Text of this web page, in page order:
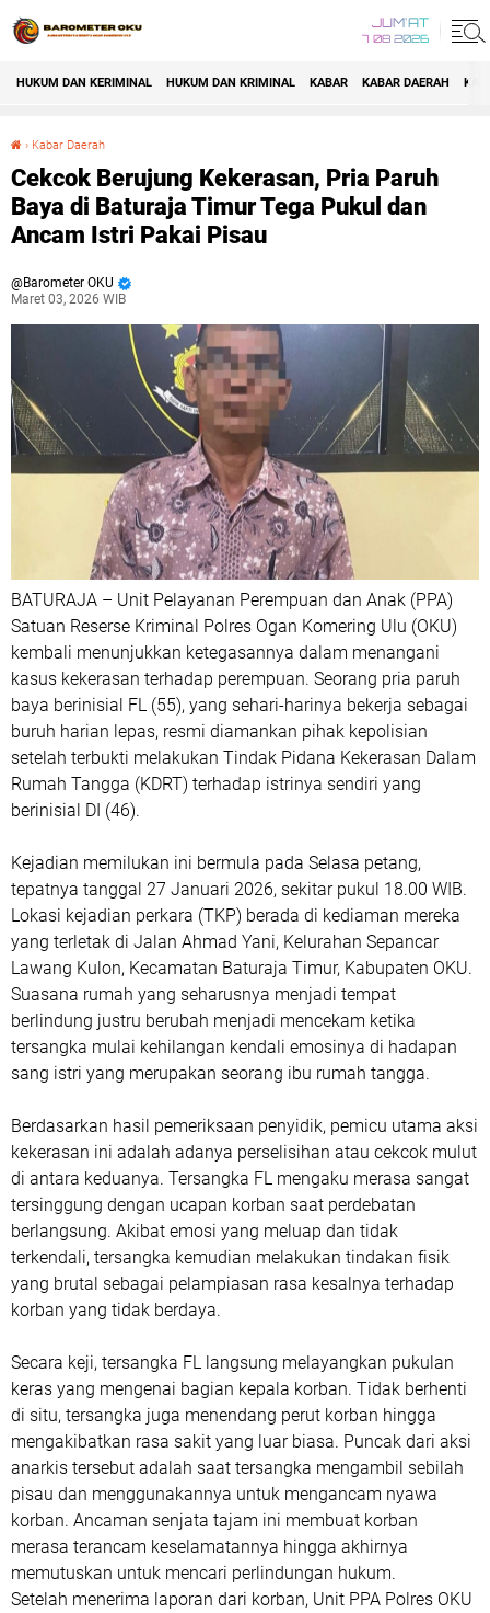
JUM'AT
7 08 2026
HUKUM DAN KERIMINAL HUKUM DAN KRIMINAL KABAR KABAR DAERAH
› Kabar Daerah
Cekcok Berujung Kekerasan, Pria Paruh
Baya di Baturaja Timur Tega Pukul dan
Ancam Istri Pakai Pisau
Barometer OKU
Maret 03, 2026 WIB
BATURAJA – Unit Pelayanan Perempuan dan Anak (PPA)
Satuan Reserse Kriminal Polres Ogan Komering Ulu (OKU)
kembali menunjukkan ketegasannya dalam menangani
kasus kekerasan terhadap perempuan. Seorang pria paruh
baya berinisial FL (55), yang sehari-harinya bekerja sebagai
buruh harian lepas, resmi diamankan pihak kepolisian
setelah terbukti melakukan Tindak Pidana Kekerasan Dalam
Rumah Tangga (KDRT) terhadap istrinya sendiri yang
berinisial DI (46).
Kejadian memilukan ini bermula pada Selasa petang,
tepatnya tanggal 27 Januari 2026, sekitar pukul 18.00 WIB.
Lokasi kejadian perkara (TKP) berada di kediaman mereka
yang terletak di Jalan Ahmad Yani, Kelurahan Sepancar
Lawang Kulon, Kecamatan Baturaja Timur, Kabupaten OKU.
Suasana rumah yang seharusnya menjadi tempat
berlindung justru berubah menjadi mencekam ketika
tersangka mulai kehilangan kendali emosinya di hadapan
sang istri yang merupakan seorang ibu rumah tangga.
Berdasarkan hasil pemeriksaan penyidik, pemicu utama aksi
kekerasan ini adalah adanya perselisihan atau cekcok mulut
di antara keduanya. Tersangka FL mengaku merasa sangat
tersinggung dengan ucapan korban saat perdebatan
berlangsung. Akibat emosi yang meluap dan tidak
terkendali, tersangka kemudian melakukan tindakan fisik
yang brutal sebagai pelampiasan rasa kesalnya terhadap
korban yang tidak berdaya.
Secara keji, tersangka FL langsung melayangkan pukulan
keras yang mengenai bagian kepala korban. Tidak berhenti
di situ, tersangka juga menendang perut korban hingga
mengakibatkan rasa sakit yang luar biasa. Puncak dari aksi
anarkis tersebut adalah saat tersangka mengambil sebilah
pisau dan menggunakannya untuk mengancam nyawa
korban. Ancaman senjata tajam ini membuat korban
merasa terancam keselamatannya hingga akhirnya
memutuskan untuk mencari perlindungan hukum.
Setelah menerima laporan dari korban, Unit PPA Polres OKU